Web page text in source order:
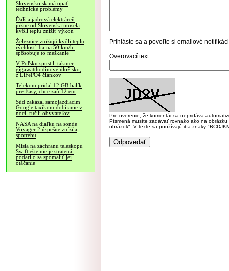
Slovensko.sk má opäť
technické problémy
Ďalšia jadrová elektráreň
južne od Slovenska musela
kvôli teplu znížiť výkon
Železnice znižujú kvôli teplu
rýchlosť iba na 50 km/h,
spôsobuje to meškanie
V Poľsku spustili takmer
gigawatthodinové úložisko,
z LiFePO4 článkov
Telekom pridal 12 GB balík
pre Easy, chce zaň 12 eur
Súd zakázal samojazdiacim
Google taxíkom dobíjanie v
noci, rušili obyvateľov
NASA na diaľku na sonde
Voyager 2 úspešne znížila
spotrebu
Misia na záchranu teleskopu
Swift ešte nie je stratená,
podarilo sa spomaliť jej
otáčanie
Prihláste sa a povoľte si emailové
Overovací text:
Pre overenie, že komentár sa nepridáva
Písmená musíte zadávať rovnako ako na
obrázok". V texte sa používajú iba znaky